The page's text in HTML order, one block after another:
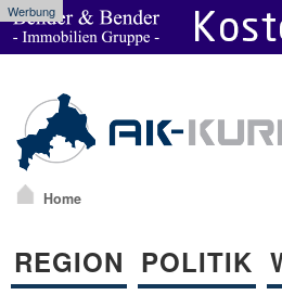
Werbung
Home
REGION POLITIK